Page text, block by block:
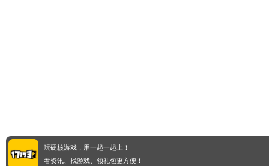
玩硬核游戏，用一起一起上！
看资讯、找游戏、领礼包更方便！